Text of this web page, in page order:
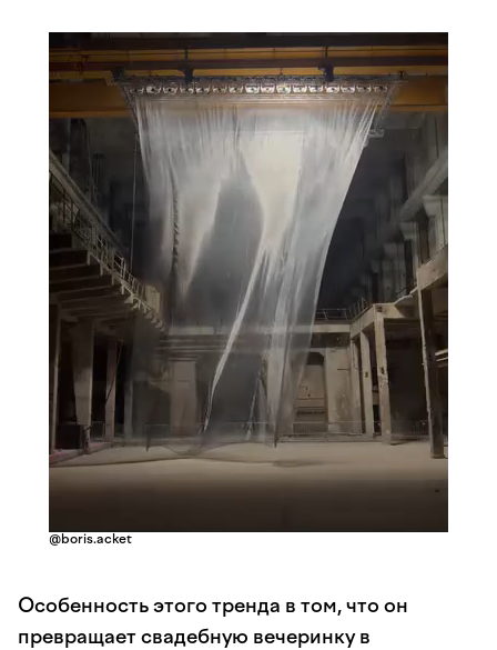
@boris.acket
Особенность этого тренда в том, что он
превращает свадебную вечеринку в